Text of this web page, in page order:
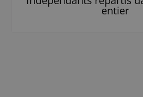
entier